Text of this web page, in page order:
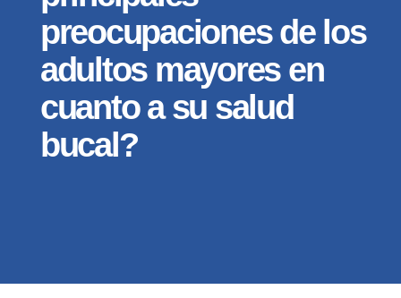
preocupaciones de los
adultos mayores en
cuanto a su salud
bucal?